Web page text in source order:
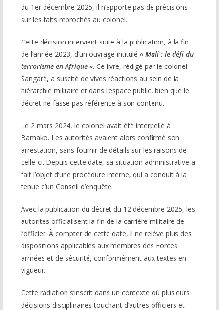
du 1er décembre 2025, il n’apporte pas de précisions
sur les faits reprochés au colonel.
Cette décision intervient suite à la publication, à la fin
de l’année 2023, d’un ouvrage intitulé « Mali : le défi du
terrorisme en Afrique ». Ce livre, rédigé par le colonel
Sangaré, a suscité de vives réactions au sein de la
hiérarchie militaire et dans l’espace public, bien que le
décret ne fasse pas référence à son contenu.
Le 2 mars 2024, le colonel avait été interpellé à
Bamako. Les autorités avaient alors confirmé son
arrestation, sans fournir de détails sur les raisons de
celle-ci. Depuis cette date, sa situation administrative a
fait l’objet d’une procédure interne, qui a conduit à la
tenue d’un Conseil d’enquête.
Avec la publication du décret du 12 décembre 2025, les
autorités officialisent la fin de la carrière militaire de
l’officier. À compter de cette date, il ne relève plus des
dispositions applicables aux membres des Forces
armées et de sécurité, conformément aux textes en
vigueur.
Cette radiation s’inscrit dans un contexte où plusieurs
décisions disciplinaires touchant d’autres officiers et